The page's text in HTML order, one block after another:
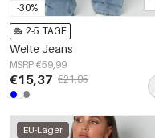
-30%
2-5 TAGE
Weite Jeans
MSRP €59,99
€15,37 €21,95
EU-Lager